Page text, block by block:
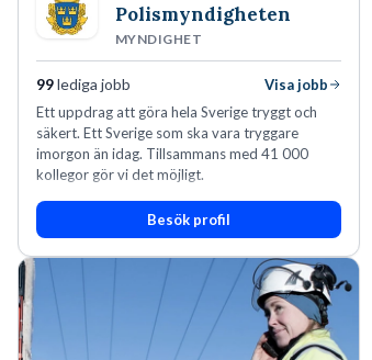
Polismyndigheten
MYNDIGHET
99lediga jobb
Visa jobb
Ett uppdrag att göra hela Sverige tryggt och
säkert. Ett Sverige som ska vara tryggare
imorgon än idag. Tillsammans med 41 000
kollegor gör vi det möjligt.
Besök profil